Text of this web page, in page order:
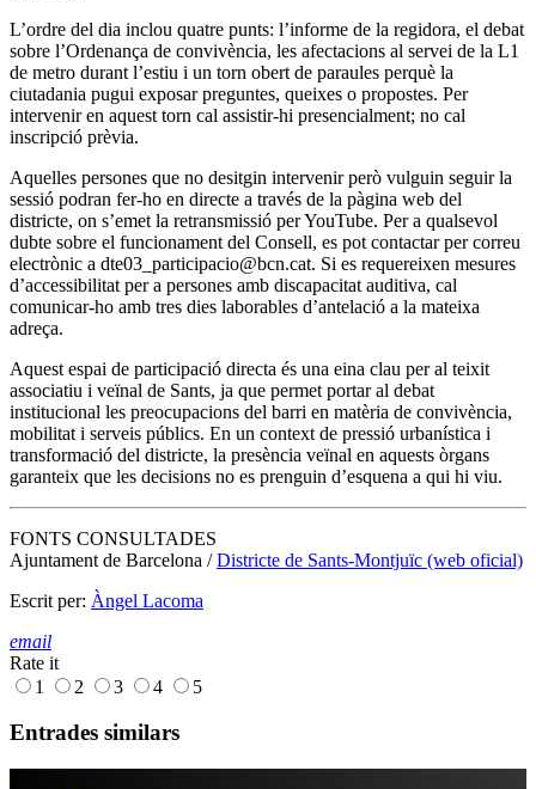
L’ordre del dia inclou quatre punts: l’informe de la regidora, el debat
sobre l’Ordenança de convivència, les afectacions al servei de la L1
de metro durant l’estiu i un torn obert de paraules perquè la
ciutadania pugui exposar preguntes, queixes o propostes. Per
intervenir en aquest torn cal assistir-hi presencialment; no cal
inscripció prèvia.
Aquelles persones que no desitgin intervenir però vulguin seguir la
sessió podran fer-ho en directe a través de la pàgina web del
districte, on s’emet la retransmissió per YouTube. Per a qualsevol
dubte sobre el funcionament del Consell, es pot contactar per correu
electrònic a dte03_participacio@bcn.cat. Si es requereixen mesures
d’accessibilitat per a persones amb discapacitat auditiva, cal
comunicar-ho amb tres dies laborables d’antelació a la mateixa
adreça.
Aquest espai de participació directa és una eina clau per al teixit
associatiu i veïnal de Sants, ja que permet portar al debat
institucional les preocupacions del barri en matèria de convivència,
mobilitat i serveis públics. En un context de pressió urbanística i
transformació del districte, la presència veïnal en aquests òrgans
garanteix que les decisions no es prenguin d’esquena a qui hi viu.
FONTS CONSULTADES
Ajuntament de Barcelona /Districte de Sants-Montjuïc (web oficial)
Escrit per: Àngel Lacoma
email
Rate it
1
2 3 4 5
Entrades similars